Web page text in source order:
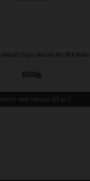
Reload Vapor Muzzle AIO RBA Matte
6500р.
ещё товары (20 шт.)